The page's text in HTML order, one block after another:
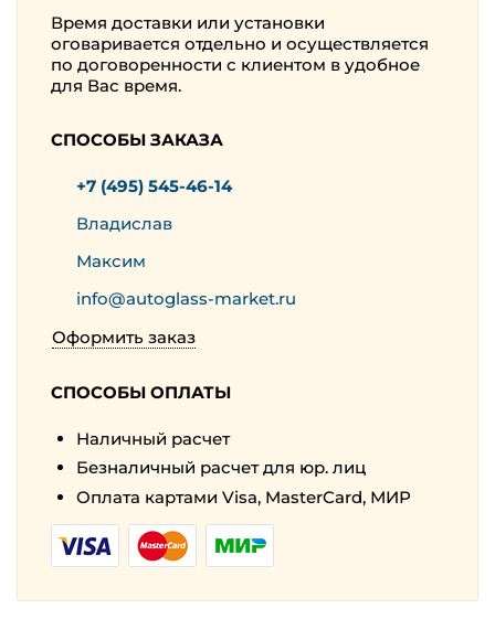
Время доставки или установки
оговаривается отдельно и осуществляется
по договоренности с клиентом в удобное
для Вас время.
СПОСОБЫ ЗАКАЗА
+7 (495) 545-46-14
Владислав
Максим
info@autoglass-market.ru
Оформить заказ
СПОСОБЫ ОПЛАТЫ
Наличный расчет
Безналичный расчет для юр. лиц
Оплата картами Visa, MasterCard, МИР